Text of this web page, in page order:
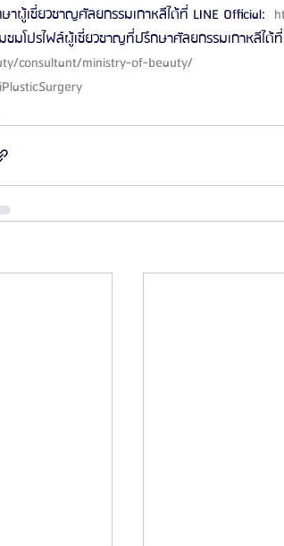
าผู้เชี่ยวชาญศัลยกรรมเกาหลีได้ที่ LINE Official:
ชมโปรไฟล์ผู้เชี่ยวชาญที่ปรึกษาศัลยกรรมเกาหลีได้
consultant/ministry-of-beauty/